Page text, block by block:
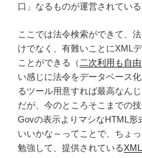
口」なるものが運営されている
ここでは法令検索ができて、
けでなく、有難いことにXML
ことができる（ 二次利用も自
い感じに法令をデータベース
るツール用意すれば最高なん
だが、今のところそこまでの
Govの表示よりマシなHTML形
いいかな～ってことで、ちょ
勉強して、提供されている